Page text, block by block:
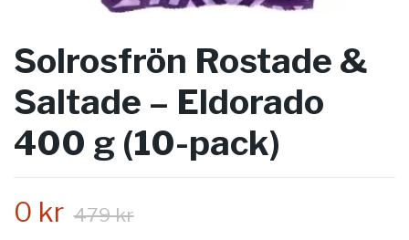
Solrosfrön Rostade &
Saltade – Eldorado
400 g (10-pack)
0 kr 479 kr